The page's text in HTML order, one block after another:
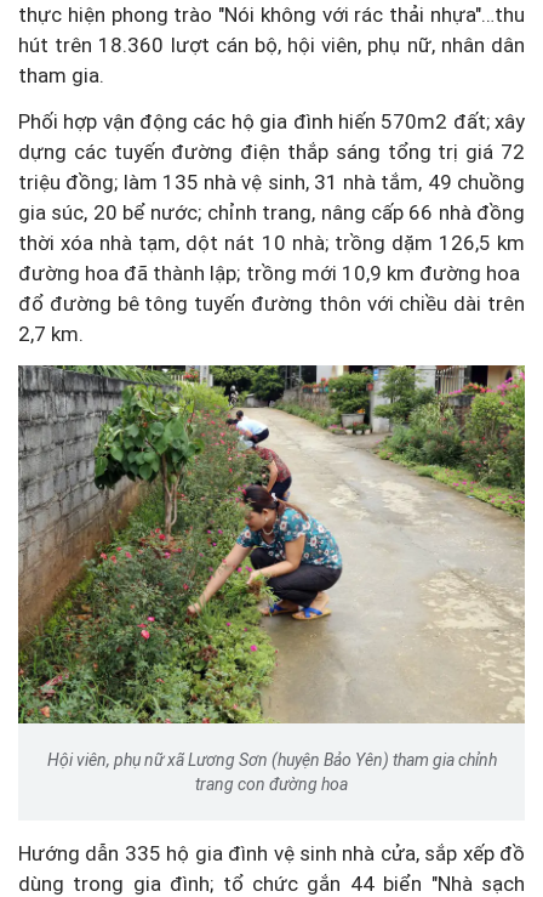
thực hiện phong trào "Nói không với rác thải nhựa"…thu
hút trên 18.360 lượt cán bộ, hội viên, phụ nữ, nhân dân
tham gia.
Phối hợp vận động các hộ gia đình hiến 570m2 đất; xây
dựng các tuyến đường điện thắp sáng tổng trị giá 72
triệu đồng; làm 135 nhà vệ sinh, 31 nhà tắm, 49 chuồng
gia súc, 20 bể nước; chỉnh trang, nâng cấp 66 nhà đồng
thời xóa nhà tạm, dột nát 10 nhà; trồng dặm 126,5 km
đường hoa đã thành lập; trồng mới 10,9 km đường hoa
đổ đường bê tông tuyến đường thôn với chiều dài trên
2,7 km.
Hội viên, phụ nữ xã Lương Sơn (huyện Bảo Yên) tham gia chỉnh
trang con đường hoa
Hướng dẫn 335 hộ gia đình vệ sinh nhà cửa, sắp xếp đồ
dùng trong gia đình; tổ chức gắn 44 biển "Nhà sạch